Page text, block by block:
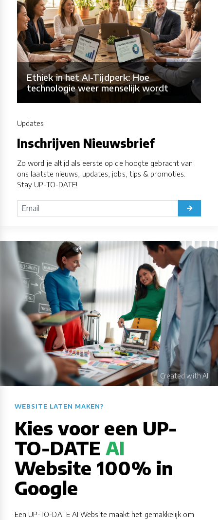
Ethiek in het AI-Tijdperk: Hoe
technologie weer menselijk wordt
Updates
Inschrijven Nieuwsbrief
Zo word je altijd als eerste op de hoogte gebracht van
ons laatste nieuws, updates, jobs, tips & promoties.
Stay UP-TO-DATE!
WEBSITE LATEN MAKEN?​​​​​​​​​​​​​​
Kies voor een UP-
TO-DATE AI
Website 100% in
Google
Een UP-TO-DATE AI Website maakt het gemakkelijk om